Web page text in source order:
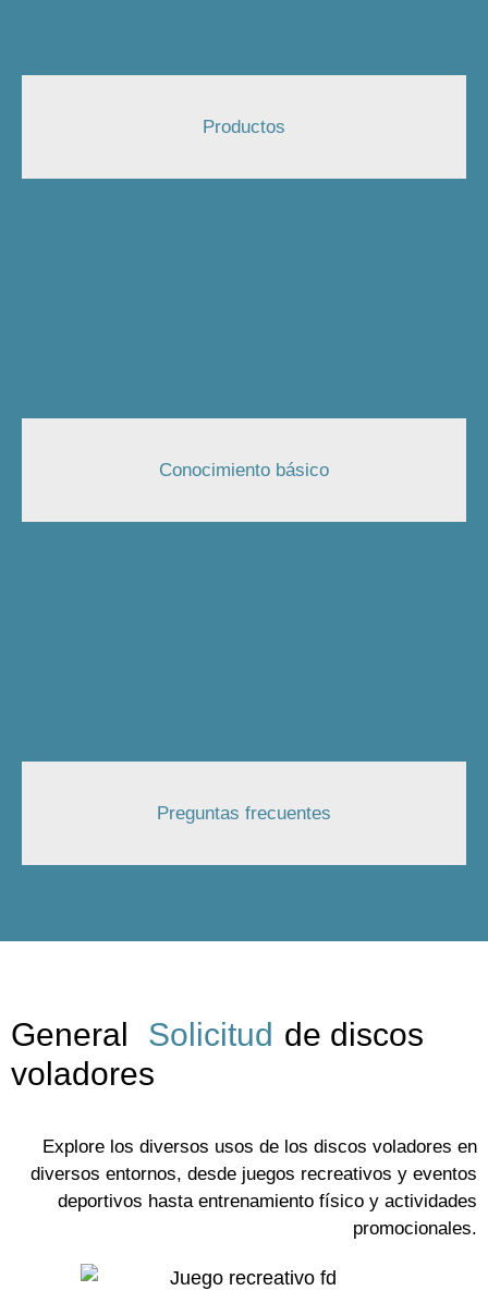
Productos
Conocimiento básico
Preguntas frecuentes
General Solicitud de discos
voladores
Explore los diversos usos de los discos voladores en
diversos entornos, desde juegos recreativos y eventos
deportivos hasta entrenamiento físico y actividades
promocionales.